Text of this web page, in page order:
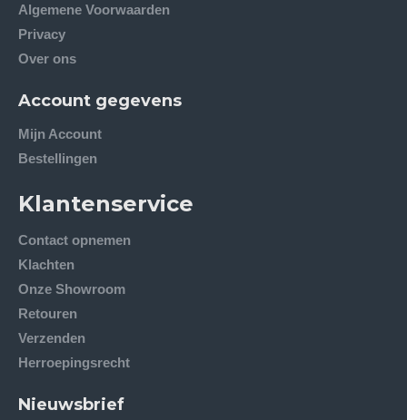
Algemene Voorwaarden
Privacy
Over ons
Account gegevens
Mijn Account
Bestellingen
Klantenservice
Contact opnemen
Klachten
Onze Showroom
Retouren
Verzenden
Herroepingsrecht
Nieuwsbrief